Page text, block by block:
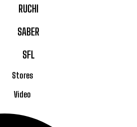
RUCHI
SABER
SFL
Stores
Video